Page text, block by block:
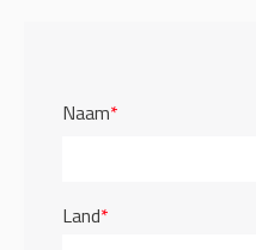
Naam*
Land*